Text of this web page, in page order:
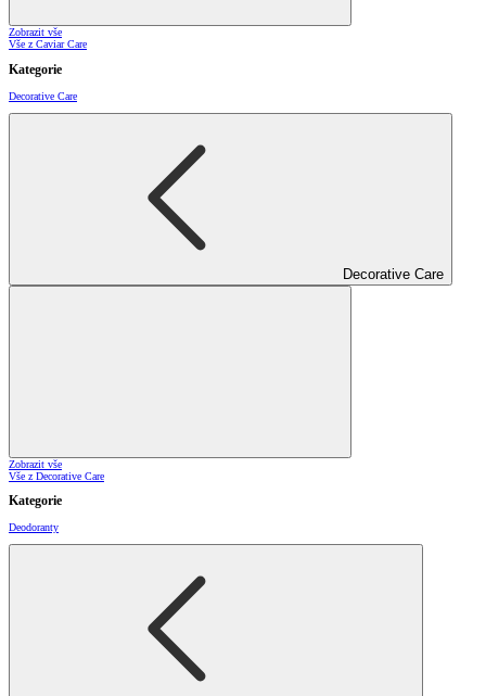
Zobrazit vše
Vše z Caviar Care
Kategorie
Decorative Care
Decorative Care
Zobrazit vše
Vše z Decorative Care
Kategorie
Deodoranty